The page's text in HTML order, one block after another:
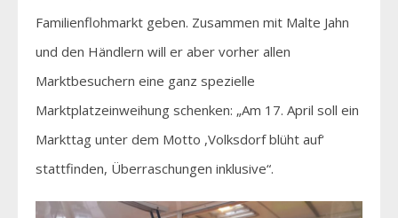
Familienflohmarkt geben. Zusammen mit Malte Jahn
und den Händlern will er aber vorher allen
Marktbesuchern eine ganz spezielle
Marktplatzeinweihung schenken: „Am 17. April soll ein
Markttag unter dem Motto ,Volksdorf blüht auf‘
stattfinden, Überraschungen inklusive“.